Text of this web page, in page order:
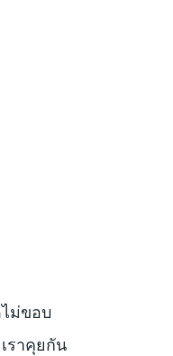
ม่ขอบ
ราคุยกัน